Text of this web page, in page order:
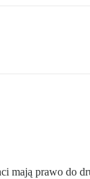
prawo do